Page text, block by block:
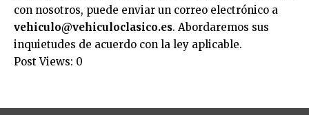
con nosotros, puede enviar un correo electrónico a
vehiculo@vehiculoclasico.es. Abordaremos sus
inquietudes de acuerdo con la ley aplicable.
Post Views: 0